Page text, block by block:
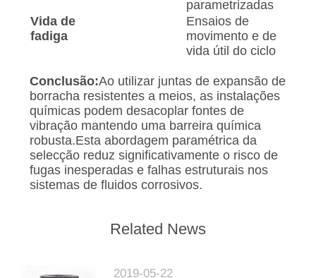
parametrizadas
Vida de
fadiga
Ensaios de
movimento e de
vida útil do ciclo
Conclusão:Ao utilizar juntas de expansão de
borracha resistentes a meios, as instalações
químicas podem desacoplar fontes de
vibração mantendo uma barreira química
robusta.Esta abordagem paramétrica da
selecção reduz significativamente o risco de
fugas inesperadas e falhas estruturais nos
sistemas de fluidos corrosivos.
Related News
2019-05-22